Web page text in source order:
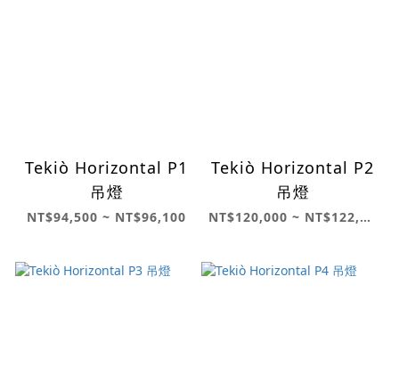
Tekiò Horizontal P1
吊燈
NT$94,500 ~ NT$96,100
Tekiò Horizontal P2
吊燈
NT$120,000 ~ NT$122,000